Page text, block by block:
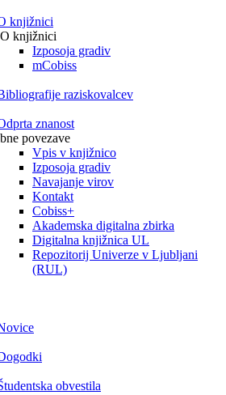
knjižnici
O knjižnici
Izposoja gradiv
mCobiss
raziskovalcev
znanost
povezave
Vpis v knjižnico
Izposoja gradiv
Navajanje virov
Kontakt
Cobiss+
Akademska digitalna zbirka
Digitalna knjižnica UL
Repozitorij Univerze v Ljubljani
(RUL)
obvestila